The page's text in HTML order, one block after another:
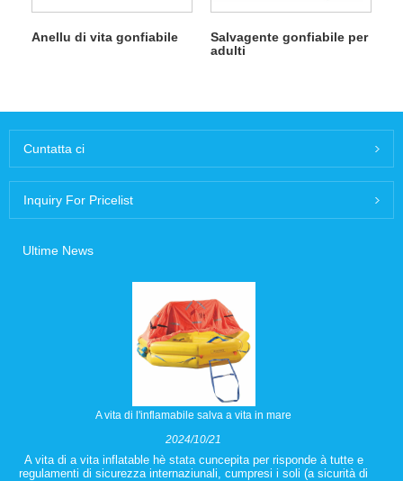
Anellu di vita gonfiabile
Salvagente gonfiabile per
adulti
Cuntatta ci
Inquiry For Pricelist
Ultime News
A vita di l'inflamabile salva a vita in mare
2024/10/21
A vita di a vita inflatable hè stata cuncepita per risponde à tutte e
regulamenti di sicurezza internaziunali, cumpresi i soli (a sicurità di